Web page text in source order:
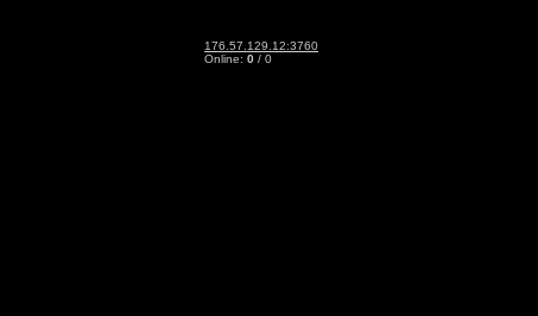
176.57.129.12:3760
Online: 0 / 0